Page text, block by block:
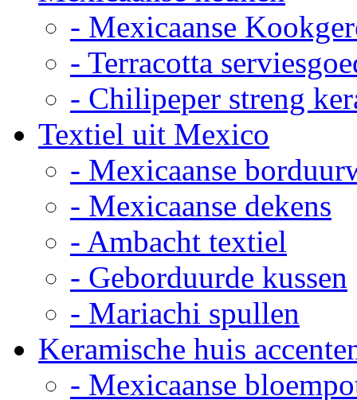
- Mexicaanse
- Terracotta
- Chilipeper streng
Textiel uit Mexico
- Mexicaanse
- Mexicaanse dekens
- Ambacht textiel
- Geborduurde kussen
- Mariachi spullen
Keramische huis
- Mexicaanse